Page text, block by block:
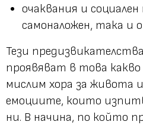
очаквания и
самоналожен, така и
Тези
проявяват в това
мислим хора за живота
емоциите, които
ни. В начина, по който